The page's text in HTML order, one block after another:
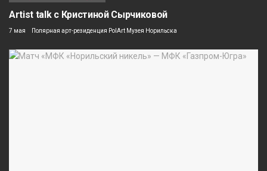
Artist talk с Кристиной Сырчиковой
7 мая Полярная арт-резиденция PolArt Музея Норильска